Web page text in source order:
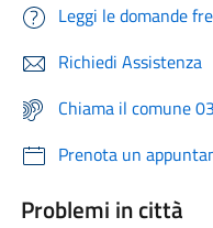
Leggi le domande
Richiedi Assistenza
Chiama il comune
Prenota un
Problemi in città